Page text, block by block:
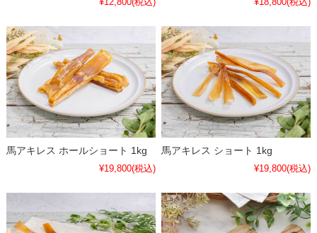
馬アキレス ホールショート 1kg
¥19,800(税込)
馬アキレス ショート 1kg
¥19,800(税込)